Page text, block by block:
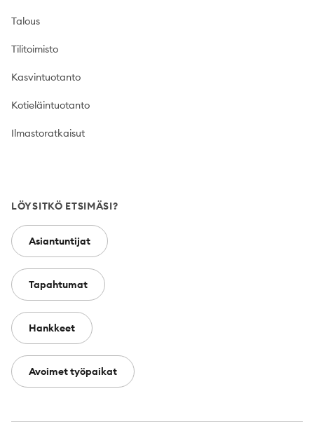
Talous
Tilitoimisto
Kasvintuotanto
Kotieläintuotanto
Ilmastoratkaisut
LÖYSITKÖ ETSIMÄSI?
Asiantuntijat
Tapahtumat
Hankkeet
Avoimet työpaikat